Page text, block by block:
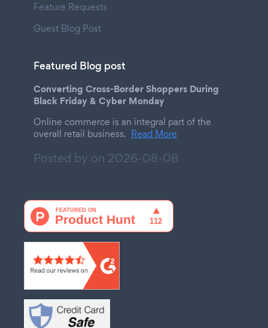
Feature Requests
Guest Blog Post
Featured Blog post
Converting Cross-Border Shoppers During
Black Friday & Cyber Monday
Online commerce is an integral part of the
overall retail business. Read More
Posted by on 2026-08-08